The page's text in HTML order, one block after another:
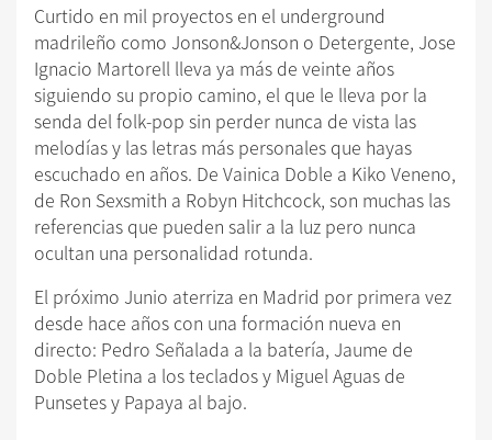
Curtido en mil proyectos en el underground
madrileño como Jonson&Jonson o Detergente, Jose
Ignacio Martorell lleva ya más de veinte años
siguiendo su propio camino, el que le lleva por la
senda del folk-pop sin perder nunca de vista las
melodías y las letras más personales que hayas
escuchado en años. De Vainica Doble a Kiko Veneno,
de Ron Sexsmith a Robyn Hitchcock, son muchas las
referencias que pueden salir a la luz pero nunca
ocultan una personalidad rotunda.
El próximo Junio aterriza en Madrid por primera vez
desde hace años con una formación nueva en
directo: Pedro Señalada a la batería, Jaume de
Doble Pletina a los teclados y Miguel Aguas de
Punsetes y Papaya al bajo.